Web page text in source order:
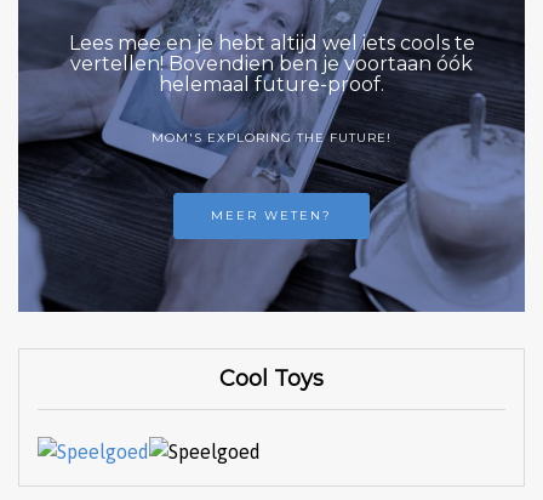
Lees mee en je hebt altijd wel iets cools te
vertellen! Bovendien ben je voortaan óók
helemaal future-proof.
MOM'S EXPLORING THE FUTURE!
MEER WETEN?
Cool Toys